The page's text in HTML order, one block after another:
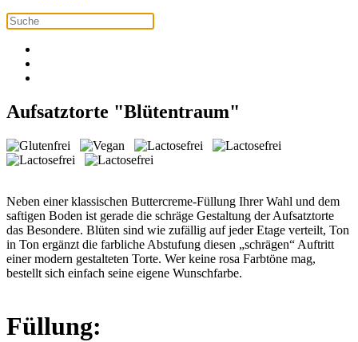
Aufsatztorte "Blütentraum"
Neben einer klassischen Buttercreme-Füllung Ihrer Wahl und dem
saftigen Boden ist gerade die schräge Gestaltung der Aufsatztorte
das Besondere. Blüten sind wie zufällig auf jeder Etage verteilt, Ton
in Ton ergänzt die farbliche Abstufung diesen „schrägen“ Auftritt
einer modern gestalteten Torte. Wer keine rosa Farbtöne mag,
bestellt sich einfach seine eigene Wunschfarbe.
Füllung: